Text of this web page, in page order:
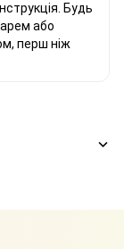
Будь
або
перш ніж